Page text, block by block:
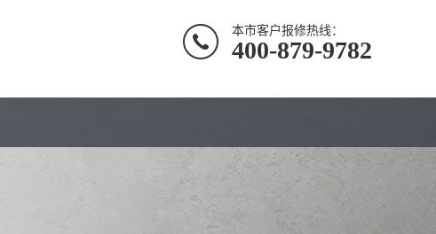
本市客户报修热线：
400-879-9782